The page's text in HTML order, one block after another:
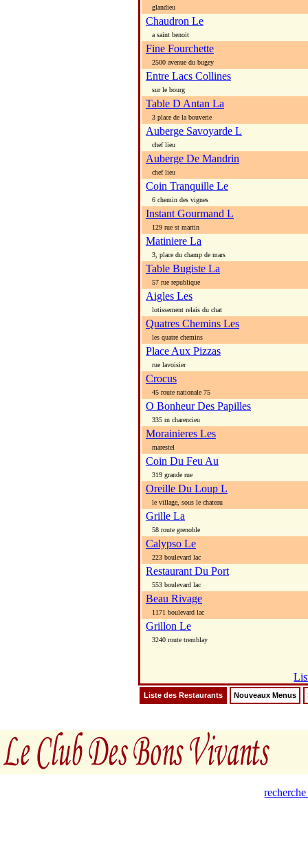
glandieu
Chaudron Le
a saint benoit
Fine Fourchette
2500 avenue du bugey
Entre Lacs Collines
sur le bourg
Table D Antan La
3 place de la bouverie
Auberge Savoyarde L
chef lieu
Auberge De Mandrin
chef lieu
Coin Tranquille Le
6 chemin des vignes
Instant Gourmand L
129 rue st martin
Matiniere La
3, place du champ de mars
Table Bugiste La
57 rue republique
Aigles Les
lotissement relais du chat
Quatres Chemins Les
les quatre chemins
Place Aux Pizzas
rue lavoisier
Crocus
45 route nationale 75
O Bonheur Des Papilles
335 rn charencieu
Morainieres Les
marestel
Coin Du Feu Au
319 grande rue
Oreille Du Loup L
le village, sous le chateau
Grille La
58 route grenoble
Calypso Le
223 boulevard lac
Restaurant Du Port
553 boulevard lac
Beau Rivage
1171 boulevard lac
Grillon Le
3240 route tremblay
Liste des Restaurants Nouveaux Menus